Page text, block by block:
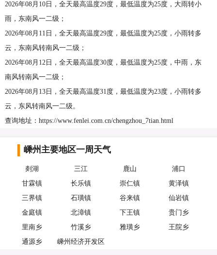
2026年08月10日，全天最高温度29度，最低温度为25度，大雨转小
雨，东南风一二级；
2026年08月11日，全天最高温度29度，最低温度为25度，小雨转多
云，东南风转南风一二级；
2026年08月12日，全天最高温度30度，最低温度为25度，中雨，东
南风转南风一二级；
2026年08月13日，全天最高温度31度，最低温度为23度，小雨转多
云，东风转南风一二级。
查询地址：https://www.fenlei.com.cn/chengzhou_7tian.html
嵊州主要地区一周天气
剡湖 三江 鹿山
浦口
甘霖镇
长乐镇 崇仁镇
黄泽镇
三界镇
石璜镇 谷来镇
仙岩镇
金庭镇
北漳镇 下王镇
贵门乡
里南乡
竹溪乡 雅璜乡
王院乡
通源乡
嵊州经济开发区